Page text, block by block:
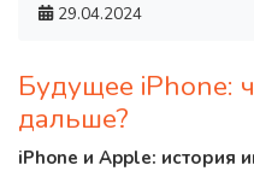
29.04.2024
Будущее iPhone:
дальше?
iPhone и Apple: история